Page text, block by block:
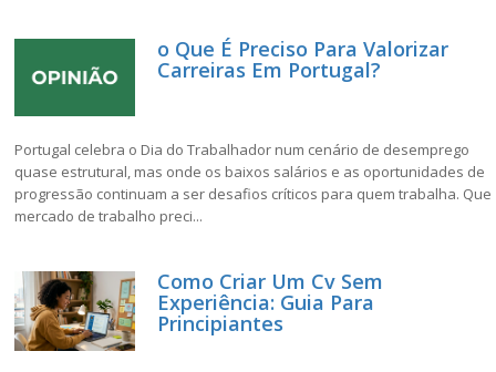
o Que É Preciso Para Valorizar
Carreiras Em Portugal?
Portugal celebra o Dia do Trabalhador num cenário de desemprego
quase estrutural, mas onde os baixos salários e as oportunidades de
progressão continuam a ser desafios críticos para quem trabalha. Que
mercado de trabalho preci...
Como Criar Um Cv Sem
Experiência: Guia Para
Principiantes